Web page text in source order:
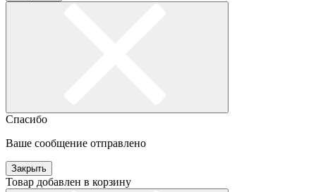
Спасибо
Ваше сообщение отправлено
Закрыть
Товар добавлен в корзину